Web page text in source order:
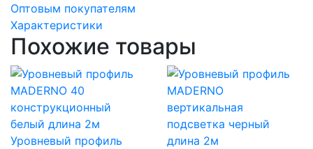
Оптовым покупателям
Характеристики
Похожие товары
Уровневый профиль